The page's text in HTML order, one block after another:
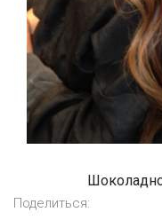
Поделиться: